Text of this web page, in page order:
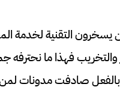
يسخرون التقنية لخدمة
صادفت مدونات